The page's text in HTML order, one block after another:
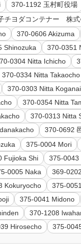
370-1192 玉村町役場
チヨダコンテナー 株
370-0606 Akizuma
Shinozuka 370-0351
0304 Nitta Ichicho
370-0334 Nitta Takaocho
370-0303 Nitta
370-0354 Nitta
370-0313 Nitta
370-0692
375-0004 Mori
Fujioka Shi 375-0043
0005 Naka 369-
Kokuryocho 375-
375-0041 Midono
370-1208
Hirosecho 375-